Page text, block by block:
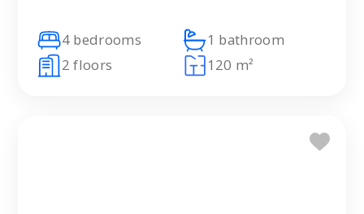
4 bedrooms
1 bathroom
2 floors
120 m²